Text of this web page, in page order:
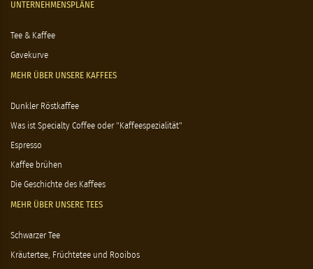
UNTERNEHMENSPLÄNE
Tee & Kaffee
Gavekurve
MEHR ÜBER UNSERE KAFFEES
Dunkler Röstkaffee
Was ist Specialty Coffee oder "Kaffeespezialität"
Espresso
Kaffee brühen
Die Geschichte des Kaffees
MEHR ÜBER UNSERE TEES
Schwarzer Tee
Kräutertee, Früchtetee und Rooibos